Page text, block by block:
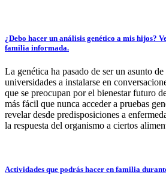
¿Debo hacer un análisis genético a mis hijos?
familia informada.
La genética ha pasado de ser un asunto
universidades a instalarse en
que se preocupan por el bienestar futuro
más fácil que nunca acceder a pruebas
revelar desde predisposiciones a
la respuesta del organismo a ciertos
Actividades que podrás hacer en familia